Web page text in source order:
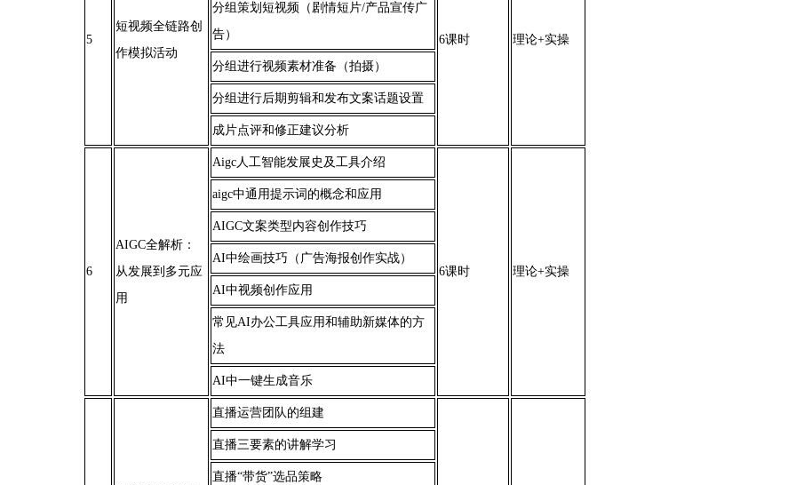
5
短视频全链路创
作模拟活动
6课时 理论+实操
分组策划短视频（剧情短片/产品宣传广
告）
分组进行视频素材准备（拍摄）
分组进行后期剪辑和发布文案话题设置
成片点评和修正建议分析
6
AIGC全解析：
从发展到多元应
用
Aigc人工智能发展史及工具介绍
6课时 理论+实操
aigc中通用提示词的概念和应用
AIGC文案类型内容创作技巧
AI中绘画技巧（广告海报创作实战）
AI中视频创作应用
常见AI办公工具应用和辅助新媒体的方
法
AI中一键生成音乐
直播运营团队的组建
直播三要素的讲解学习
直播“带货”选品策略